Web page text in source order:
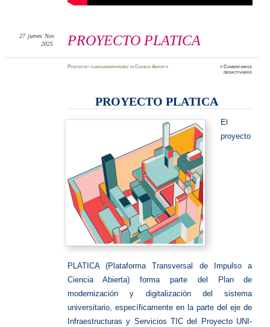
PROYECTO PLATICA
27 jueves Nov
2025
Postedbyclarisamariaperez inCiencia Abierta ≈Comentarios
desactivadosen
PROYECTO PLATICA
El
proyecto
PLATICA (Plataforma Transversal de Impulso a
Ciencia Abierta) forma parte del Plan de
modernización y digitalización del sistema
universitario, específicamente en la parte del eje de
Infraestructuras y Servicios TIC del Proyecto UNI-